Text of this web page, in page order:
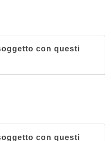
con questi
con questi